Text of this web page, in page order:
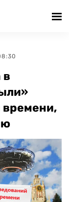
в
времени,